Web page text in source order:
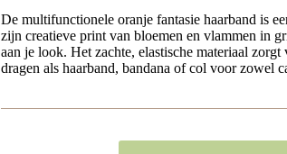
De multifunctionele oranje fantasie haarband is
zijn creatieve print van bloemen en vlammen in
aan je look. Het zachte, elastische materiaal
dragen als haarband, bandana of col voor zowel